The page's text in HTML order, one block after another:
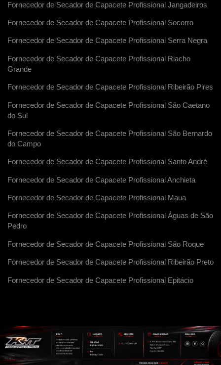
Fornecedor de Secador de Capacete Profissional Jangadeiros
Fornecedor de Secador de Capacete Profissional Socorro
Fornecedor de Secador de Capacete Profissional Serra Negra
Fornecedor de Secador de Capacete Profissional Riacho
Grande
Fornecedor de Secador de Capacete Profissional Ribeirão Pires
Fornecedor de Secador de Capacete Profissional São Caetano
do Sul
Fornecedor de Secador de Capacete Profissional São Bernardo
do Campo
Fornecedor de Secador de Capacete Profissional Santo André
Fornecedor de Secador de Capacete Profissional Anchieta
Fornecedor de Secador de Capacete Profissional Maua
Fornecedor de Secador de Capacete Profissional Águas de São
Pedro
Fornecedor de Secador de Capacete Profissional São Roque
Fornecedor de Secador de Capacete Profissional Ribeirão Preto
Fornecedor de Secador de Capacete Profissional Epitácio